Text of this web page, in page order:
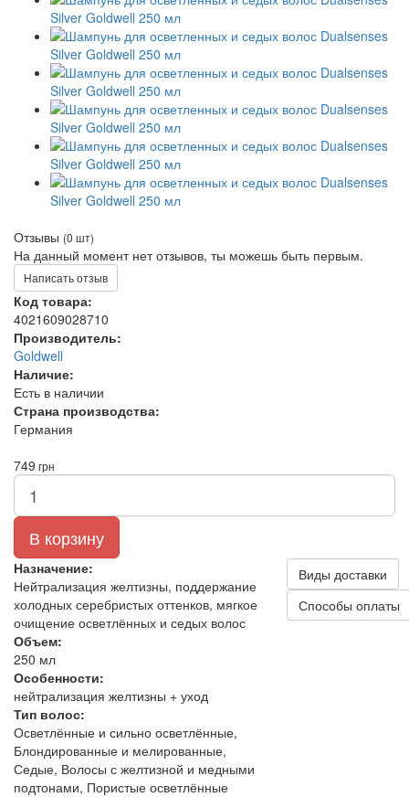
Отзывы (0 шт)
На данный момент нет отзывов, ты можешь быть первым.
Написать отзыв
Код товара:
4021609028710
Производитель:
Goldwell
Наличие:
Есть в наличии
Страна производства:
Германия
749 грн
В корзину
Назначение:
Нейтрализация желтизны, поддержание
холодных серебристых оттенков, мягкое
очищение осветлённых и седых волос
Объем:
250 мл
Особенности:
нейтрализация желтизны + уход
Тип волос:
Осветлённые и сильно осветлённые,
Блондированные и мелированные,
Седые, Волосы с желтизной и медными
подтонами, Пористые осветлённые
Виды доставки
Способы оплаты